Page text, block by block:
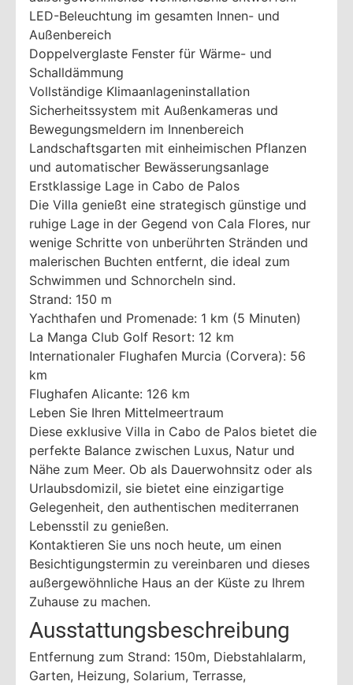
LED-Beleuchtung im gesamten Innen- und
Außenbereich
Doppelverglaste Fenster für Wärme- und
Schalldämmung
Vollständige Klimaanlageninstallation
Sicherheitssystem mit Außenkameras und
Bewegungsmeldern im Innenbereich
Landschaftsgarten mit einheimischen Pflanzen
und automatischer Bewässerungsanlage
Erstklassige Lage in Cabo de Palos
Die Villa genießt eine strategisch günstige und
ruhige Lage in der Gegend von Cala Flores, nur
wenige Schritte von unberührten Stränden und
malerischen Buchten entfernt, die ideal zum
Schwimmen und Schnorcheln sind.
Strand: 150 m
Yachthafen und Promenade: 1 km (5 Minuten)
La Manga Club Golf Resort: 12 km
Internationaler Flughafen Murcia (Corvera): 56
km
Flughafen Alicante: 126 km
Leben Sie Ihren Mittelmeertraum
Diese exklusive Villa in Cabo de Palos bietet die
perfekte Balance zwischen Luxus, Natur und
Nähe zum Meer. Ob als Dauerwohnsitz oder als
Urlaubsdomizil, sie bietet eine einzigartige
Gelegenheit, den authentischen mediterranen
Lebensstil zu genießen.
Kontaktieren Sie uns noch heute, um einen
Besichtigungstermin zu vereinbaren und dieses
außergewöhnliche Haus an der Küste zu Ihrem
Zuhause zu machen.
Ausstattungsbeschreibung
Entfernung zum Strand: 150m, Diebstahlalarm,
Garten, Heizung, Solarium, Terrasse,